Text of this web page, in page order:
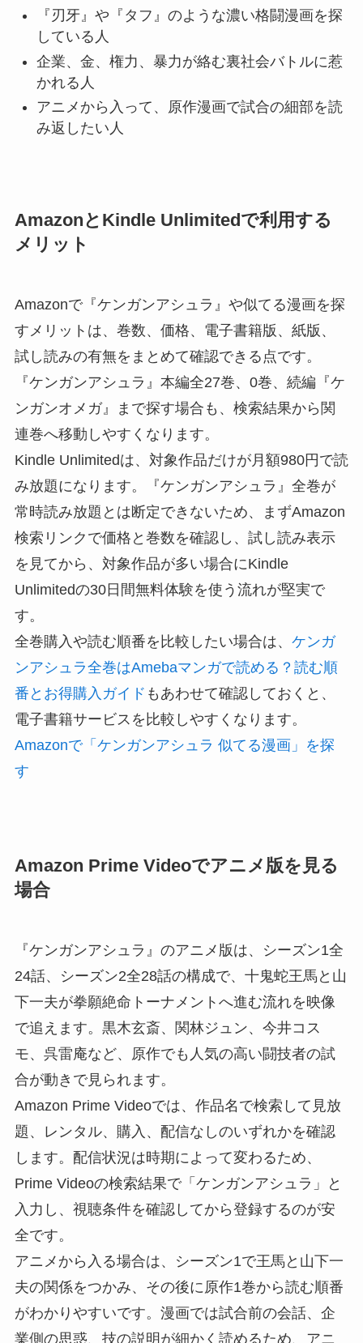
『刃牙』や『タフ』のような濃い格闘漫画を探
している人
企業、金、権力、暴力が絡む裏社会バトルに惹
かれる人
アニメから入って、原作漫画で試合の細部を読
み返したい人
AmazonとKindle Unlimitedで利用する
メリット
Amazonで『ケンガンアシュラ』や似てる漫画を探
すメリットは、巻数、価格、電子書籍版、紙版、
試し読みの有無をまとめて確認できる点です。
『ケンガンアシュラ』本編全27巻、0巻、続編『ケ
ンガンオメガ』まで探す場合も、検索結果から関
連巻へ移動しやすくなります。
Kindle Unlimitedは、対象作品だけが月額980円で読
み放題になります。『ケンガンアシュラ』全巻が
常時読み放題とは断定できないため、まずAmazon
検索リンクで価格と巻数を確認し、試し読み表示
を見てから、対象作品が多い場合にKindle
Unlimitedの30日間無料体験を使う流れが堅実で
す。
全巻購入や読む順番を比較したい場合は、 ケンガ
ンアシュラ全巻はAmebaマンガで読める？読む順
番とお得購入ガイド もあわせて確認しておくと、
電子書籍サービスを比較しやすくなります。
Amazonで「ケンガンアシュラ 似てる漫画」を探
す
Amazon Prime Videoでアニメ版を見る
場合
『ケンガンアシュラ』のアニメ版は、シーズン1全
24話、シーズン2全28話の構成で、十鬼蛇王馬と山
下一夫が拳願絶命トーナメントへ進む流れを映像
で追えます。黒木玄斎、関林ジュン、今井コス
モ、呉雷庵など、原作でも人気の高い闘技者の試
合が動きで見られます。
Amazon Prime Videoでは、作品名で検索して見放
題、レンタル、購入、配信なしのいずれかを確認
します。配信状況は時期によって変わるため、
Prime Videoの検索結果で「ケンガンアシュラ」と
入力し、視聴条件を確認してから登録するのが安
全です。
アニメから入る場合は、シーズン1で王馬と山下一
夫の関係をつかみ、その後に原作1巻から読む順番
がわかりやすいです。漫画では試合前の会話、企
業側の思惑、技の説明が細かく読めるため、アニ